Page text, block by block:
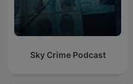
Sky Crime Podcast